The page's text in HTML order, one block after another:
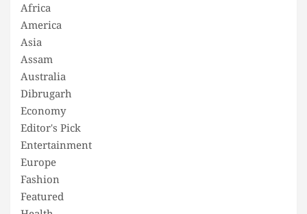
Africa
America
Asia
Assam
Australia
Dibrugarh
Economy
Editor's Pick
Entertainment
Europe
Fashion
Featured